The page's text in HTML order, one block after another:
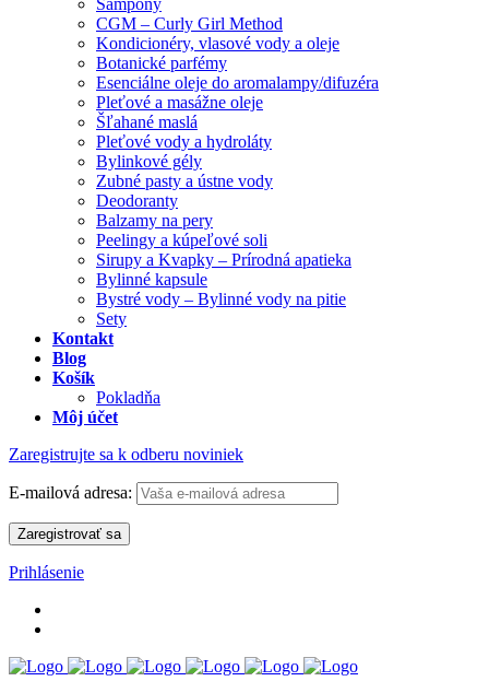
Šampóny
CGM – Curly Girl Method
Kondicionéry, vlasové vody a oleje
Botanické parfémy
Esenciálne oleje do aromalampy/difuzéra
Pleťové a masážne oleje
Šľahané maslá
Pleťové vody a hydroláty
Bylinkové gély
Zubné pasty a ústne vody
Deodoranty
Balzamy na pery
Peelingy a kúpeľové soli
Sirupy a Kvapky – Prírodná apatieka
Bylinné kapsule
Bystré vody – Bylinné vody na pitie
Sety
Kontakt
Blog
Košík
Pokladňa
Môj účet
Zaregistrujte sa k odberu noviniek
E-mailová adresa:
Prihlásenie